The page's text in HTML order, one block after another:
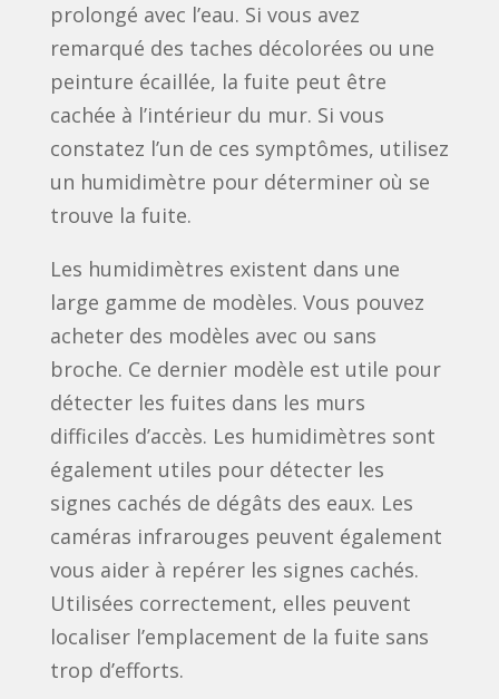
prolongé avec l’eau. Si vous avez
remarqué des taches décolorées ou une
peinture écaillée, la fuite peut être
cachée à l’intérieur du mur. Si vous
constatez l’un de ces symptômes, utilisez
un humidimètre pour déterminer où se
trouve la fuite.
Les humidimètres existent dans une
large gamme de modèles. Vous pouvez
acheter des modèles avec ou sans
broche. Ce dernier modèle est utile pour
détecter les fuites dans les murs
difficiles d’accès. Les humidimètres sont
également utiles pour détecter les
signes cachés de dégâts des eaux. Les
caméras infrarouges peuvent également
vous aider à repérer les signes cachés.
Utilisées correctement, elles peuvent
localiser l’emplacement de la fuite sans
trop d’efforts.